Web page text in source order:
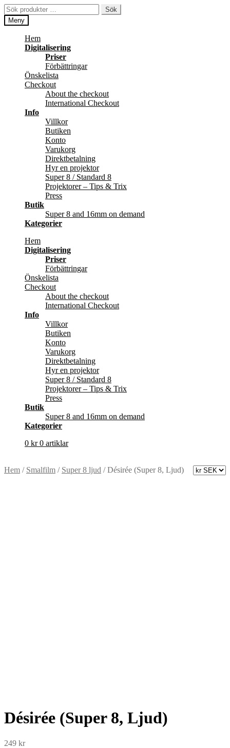
Hoppa
till
navigering
Hoppa
till
innehåll
Sök
efter:
Sök
Meny
Hem
Digitalisering
Priser
Förbättringar
Önskelista
Checkout
About the checkout
International Checkout
Info
Villkor
Butiken
Konto
Varukorg
Direktbetalning
Hyr en projektor
Super 8 / Standard 8
Projektorer – Tips & Trix
Press
Butik
Super 8 and 16mm on demand
Kategorier
Hem
Digitalisering
Priser
Förbättringar
Önskelista
Checkout
About the checkout
International Checkout
Info
Villkor
Butiken
Konto
Varukorg
Direktbetalning
Hyr en projektor
Super 8 / Standard 8
Projektorer – Tips & Trix
Press
Butik
Super 8 and 16mm on demand
Kategorier
0 kr 0 artiklar
Hem / Smalfilm / Super 8 ljud /Désirée (Super 8, Ljud)
Désirée (Super 8, Ljud)
249 kr